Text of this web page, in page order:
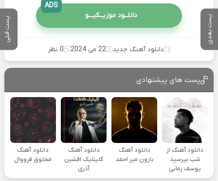
پست بعدی پست قبلی دانلــود موزیــکیـــو
ADS
دانلود آهنگ جدید 22 می 2024 0 نظر
پست های پیشنهادی
دانلود آهنگ از
شب بپرسید
یوسف زمانی
دانلود آهنگ
بارون میر احمد
دانلود آهنگ
گلینلیک افشین
آذری
دانلود آهنگ
مخلوق فرووال